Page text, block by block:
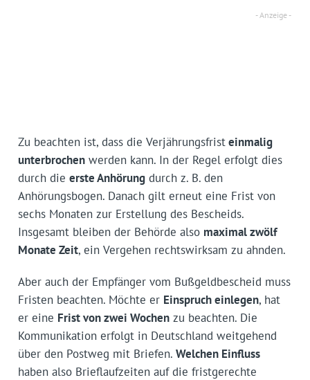
Zu beachten ist, dass die Verjährungsfristeinmalig
unterbrochenwerden kann. In der Regel erfolgt dies
durch die erste Anhörungdurch z. B. den
Anhörungsbogen. Danach gilt erneut eine Frist von
sechs Monaten zur Erstellung des Bescheids.
Insgesamt bleiben der Behörde also maximal zwölf
Monate Zeit, ein Vergehen rechtswirksam zu ahnden.
Aber auch der Empfänger vom Bußgeldbescheid muss
Fristen beachten. Möchte er Einspruch einlegen, hat
er eine Frist von zwei Wochenzu beachten. Die
Kommunikation erfolgt in Deutschland weitgehend
über den Postweg mit Briefen. Welchen Einfluss
haben also Brieflaufzeiten auf die fristgerechte